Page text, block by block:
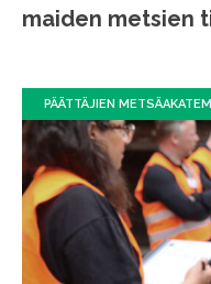
maiden metsien
PÄÄTTÄJIEN